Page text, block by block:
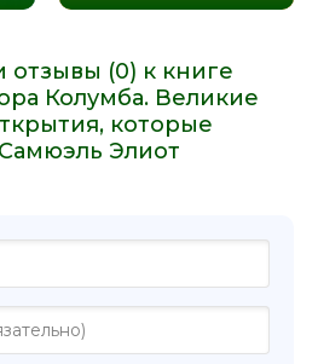
(0) к книге
Колумба. Великие
которые
Элиот